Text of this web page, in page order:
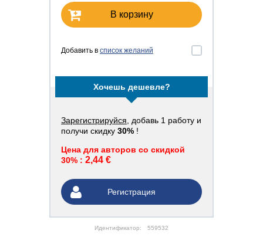
В корзину
Добавить в список желаний
Хочешь дешевле?
Зарегистрируйся , добавь 1 работу и
получи скидку 30% !
Цена для авторов со скидкой
30% : 2,44 €
Регистрация
Идентификатор: 559532